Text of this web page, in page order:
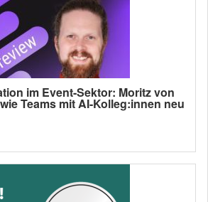
im Event-Sektor: Moritz von
Teams mit AI-Kolleg:innen neu